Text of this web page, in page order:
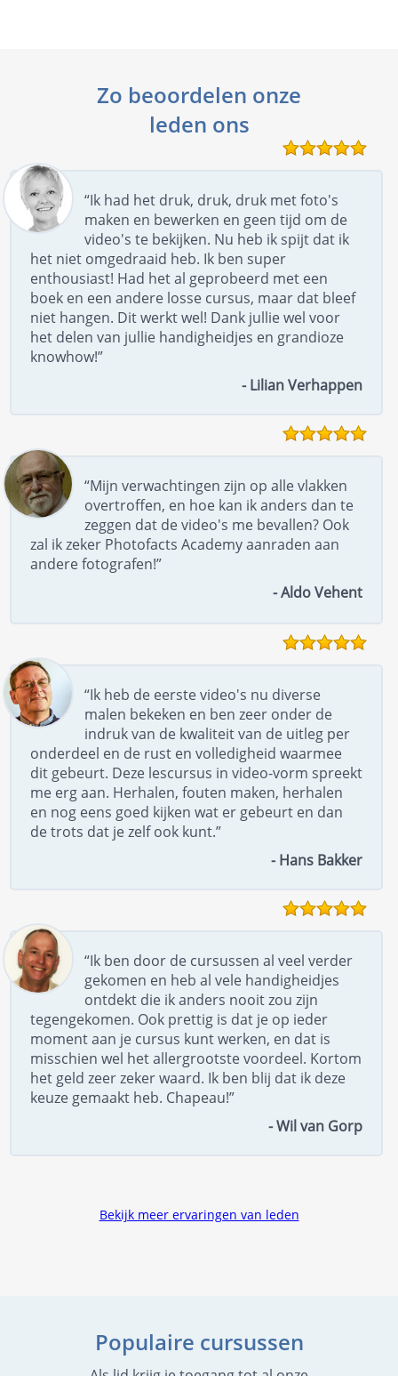
Zo beoordelen onze
leden ons
“Ik had het druk, druk, druk met foto's
maken en bewerken en geen tijd om de
video's te bekijken. Nu heb ik spijt dat ik
het niet omgedraaid heb. Ik ben super
enthousiast! Had het al geprobeerd met een
boek en een andere losse cursus, maar dat bleef
niet hangen. Dit werkt wel! Dank jullie wel voor
het delen van jullie handigheidjes en grandioze
knowhow!”
- Lilian Verhappen
“Mijn verwachtingen zijn op alle vlakken
overtroffen, en hoe kan ik anders dan te
zeggen dat de video's me bevallen? Ook
zal ik zeker Photofacts Academy aanraden aan
andere fotografen!”
- Aldo Vehent
“Ik heb de eerste video's nu diverse
malen bekeken en ben zeer onder de
indruk van de kwaliteit van de uitleg per
onderdeel en de rust en volledigheid waarmee
dit gebeurt. Deze lescursus in video-vorm spreekt
me erg aan. Herhalen, fouten maken, herhalen
en nog eens goed kijken wat er gebeurt en dan
de trots dat je zelf ook kunt.”
- Hans Bakker
“Ik ben door de cursussen al veel verder
gekomen en heb al vele handigheidjes
ontdekt die ik anders nooit zou zijn
tegengekomen. Ook prettig is dat je op ieder
moment aan je cursus kunt werken, en dat is
misschien wel het allergrootste voordeel. Kortom
het geld zeer zeker waard. Ik ben blij dat ik deze
keuze gemaakt heb. Chapeau!”
- Wil van Gorp
Bekijk meer ervaringen van leden
Populaire cursussen